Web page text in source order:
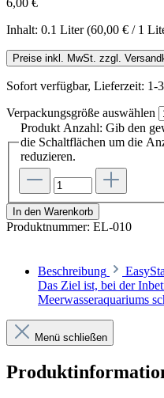
Inhalt: 0.1 Liter(60,00 € / 1
Preise inkl. MwSt. zzgl.
Sofort verfügbar, Lieferzeit: 1-
Verpackungsgröße auswählen
Produkt Anzahl: Gib den
die Schaltflächen um die
reduzieren.
In den Warenkorb
Produktnummer: EL-010
Beschreibung
Das Ziel ist, bei der
Meerwasseraquariums
Menü schließen